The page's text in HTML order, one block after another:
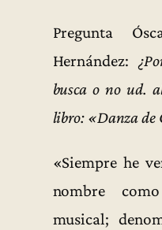
Pregunta
Hernández:
busca o no ud.
libro: «Danza de
«Siempre he
nombre
musical;